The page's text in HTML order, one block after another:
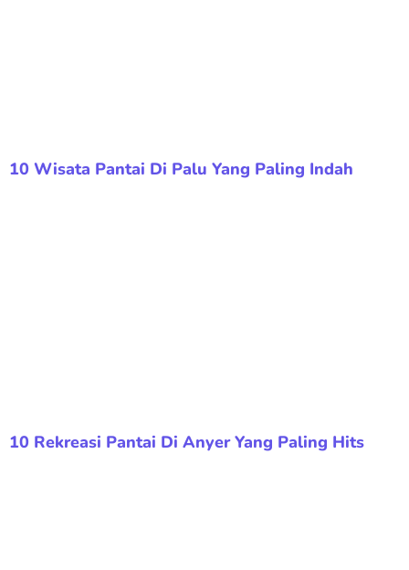
10 Wisata Pantai Di Palu Yang Paling Indah
10 Rekreasi Pantai Di Anyer Yang Paling Hits